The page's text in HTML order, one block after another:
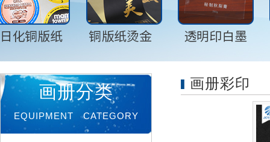
画册分类
EQUIPMENT CATEGORY
画册彩印